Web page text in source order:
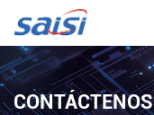
CONTÁCTENOS